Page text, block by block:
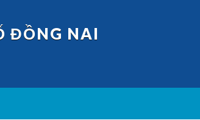
ĐỒNG NAI